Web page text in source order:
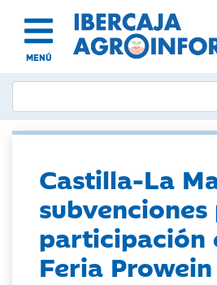
MENÚ
Castilla-La
participación
Feria